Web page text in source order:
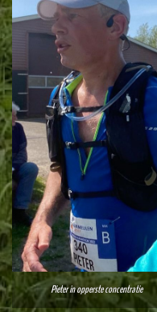
Pieter in opperste concentratie